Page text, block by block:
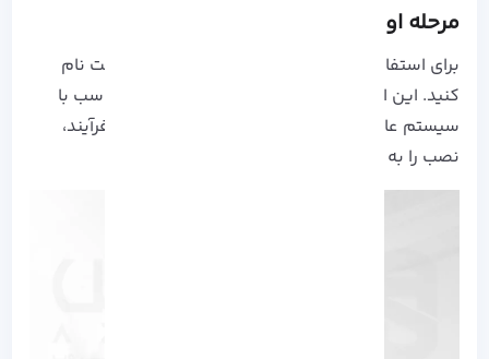
مرحله اول: دانلود و نصب اسنپ چت
برای استفاده از
نیاز که در این برنامه ثبت نام
کنید. این اپلیکیشن را از برنامه های موجود و متناسب با
سیستم عامل خود دانلود کرده و با دنبال کردن فرآیند،
نصب را به پایان برسانید.